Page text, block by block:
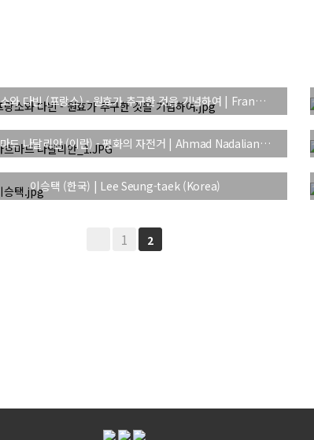
프랑소와 다빈 (프랑스) - 원효가 추구한 것을 기념하여 | Francois Davin (France) - In Memory of Wonhyo’s Quest
아흐마드 나달리안 (이란) - 평화의 자전거 | Ahmad Nadalian (Iran) - Bicycle of Peace
이승택 (한국) | Lee Seung-taek (Korea)
1
2